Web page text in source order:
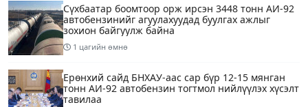
Сүхбаатар боомтоор орж ирсэн 3448 тонн АИ-92
автобензинийг агуулахуудад буулгах ажлыг
зохион байгуулж байна
1 цагийн өмнө
Ерөнхий сайд БНХАУ-аас сар бүр 12-15 мянган
тонн АИ-92 автобензин тогтмол нийлүүлэх хүсэлт
тавилаа